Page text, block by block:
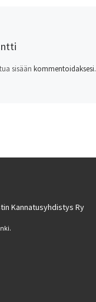
sisään kommentoidaksesi.
Kannatusyhdistys Ry